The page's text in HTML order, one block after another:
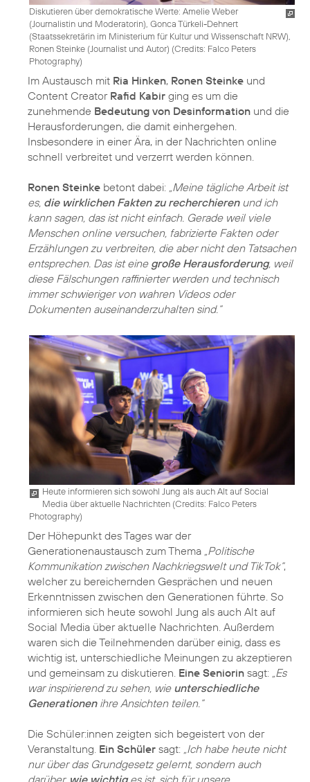
Diskutieren über demokratische Werte: Amelie Weber
(Journalistin und Moderatorin), Gonca Türkeli-Dehnert
(Staatssekretärin im Ministerium für Kultur und Wissenschaft NRW),
Ronen Steinke (Journalist und Autor) (Credits: Falco Peters
Photography)
Im Austausch mit Ria Hinken, Ronen Steinke und
Content Creator Rafid Kabir ging es um die
zunehmende Bedeutung von Desinformation und die
Herausforderungen, die damit einhergehen.
Insbesondere in einer Ära, in der Nachrichten online
schnell verbreitet und verzerrt werden können.
Ronen Steinke betont dabei: „Meine tägliche Arbeit ist
es, die wirklichen Fakten zu recherchierenund ich
kann sagen, das ist nicht einfach. Gerade weil viele
Menschen online versuchen, fabrizierte Fakten oder
Erzählungen zu verbreiten, die aber nicht den Tatsachen
entsprechen. Das ist eine große Herausforderung, weil
diese Fälschungen raffinierter werden und technisch
immer schwieriger von wahren Videos oder
Dokumenten auseinanderzuhalten sind.“
Heute informieren sich sowohl Jung als auch Alt auf Social
Media über aktuelle Nachrichten (Credits: Falco Peters
Photography)
Der Höhepunkt des Tages war der
Generationenaustausch zum Thema „Politische
Kommunikation zwischen Nachkriegswelt und TikTok“,
welcher zu bereichernden Gesprächen und neuen
Erkenntnissen zwischen den Generationen führte. So
informieren sich heute sowohl Jung als auch Alt auf
Social Media über aktuelle Nachrichten. Außerdem
waren sich die Teilnehmenden darüber einig, dass es
wichtig ist, unterschiedliche Meinungen zu akzeptieren
und gemeinsam zu diskutieren. Eine Seniorin sagt: „Es
war inspirierend zu sehen, wie unterschiedliche
Generationenihre Ansichten teilen.“
Die Schüler:innen zeigten sich begeistert von der
Veranstaltung. Ein Schüler sagt: „Ich habe heute nicht
nur über das Grundgesetz gelernt, sondern auch